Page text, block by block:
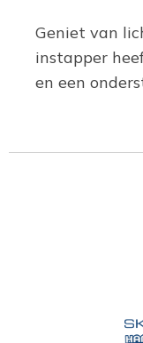
Geniet van
instapper
en een